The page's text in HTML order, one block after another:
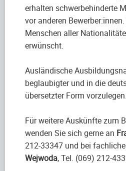
erhalten schwerbehinderte
vor anderen
Menschen aller
erwünscht.
Ausländische
beglaubigter und in die
übersetzter Form vorzulegen.
Für weitere Auskünfte zum
wenden Sie sich gerne an
212-33347 und bei
Wejwoda, Tel. (069) 212-